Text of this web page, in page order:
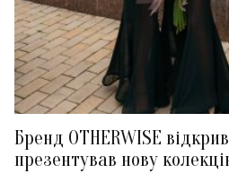
Бренд OTHERWISE
презентував нову